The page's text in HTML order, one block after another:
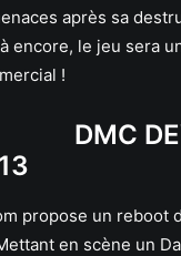
après sa
encore, le jeu sera
!
DMC
propose un reboot
en scène un